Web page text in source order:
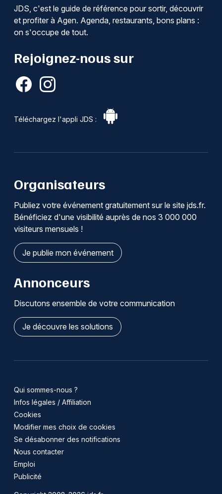
JDS, c'est le guide de référence pour sortir, découvrir
et profiter à Agen. Agenda, restaurants, bons plans :
on s'occupe de tout.
Rejoignez-nous sur
Téléchargez l'appli JDS :
Organisateurs
Publiez votre événement gratuitement sur le site jds.fr.
Bénéficiez d'une visibilité auprès de nos 3 000 000
visiteurs mensuels !
Je publie mon événement
Annonceurs
Discutons ensemble de votre communication
Je découvre les solutions
Qui sommes-nous ?
Infos légales / Affiliation
Cookies
Modifier mes choix de cookies
Se désabonner des notifications
Nous contacter
Emploi
Publicité